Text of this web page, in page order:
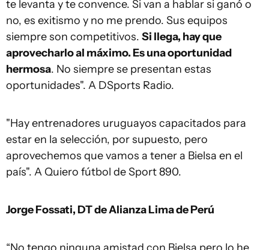
te levanta y te convence. Si van a hablar si ganó o
no, es exitismo y no me prendo. Sus equipos
siempre son competitivos. Si llega, hay que
aprovecharlo al máximo. Es una oportunidad
hermosa. No siempre se presentan estas
oportunidades". A DSports Radio.
"Hay entrenadores uruguayos capacitados para
estar en la selección, por supuesto, pero
aprovechemos que vamos a tener a Bielsa en el
país". A Quiero fútbol de Sport 890.
Jorge Fossati, DT de Alianza Lima de Perú